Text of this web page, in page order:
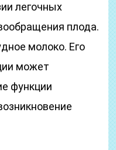
легочных
плода.
молоко. Его
может
функции